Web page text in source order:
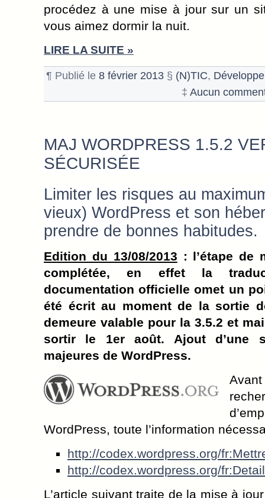
procédez à une mise à jour sur un
vous aimez dormir la nuit.
LIRE LA SUITE »
¶ Publié le8 février 2013 § (N)TIC,
‡ Aucun
MAJ WORDPRESS 1.5.2
SÉCURISÉE
Limiter les risques au
vieux) WordPress et son
prendre de bonnes habitudes.
Edition du 13/08/2013 : l’étape de
complétée, en effet la
documentation officielle omet un
été écrit au moment de la sortie
demeure valable pour la 3.5.2 et
sortir le 1er août. Ajout d’une
majeures de WordPress.
WordPress, toute l’information
http://codex.wordpress.org/
http://codex.wordpress.org/
L’article suivant traite de la mise à